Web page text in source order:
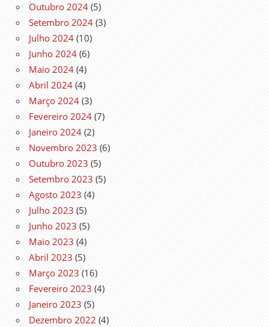
Outubro 2024 (5)
Setembro 2024 (3)
Julho 2024 (10)
Junho 2024 (6)
Maio 2024 (4)
Abril 2024 (4)
Março 2024 (3)
Fevereiro 2024 (7)
Janeiro 2024 (2)
Novembro 2023 (6)
Outubro 2023 (5)
Setembro 2023 (5)
Agosto 2023 (4)
Julho 2023 (5)
Junho 2023 (5)
Maio 2023 (4)
Abril 2023 (5)
Março 2023 (16)
Fevereiro 2023 (4)
Janeiro 2023 (5)
Dezembro 2022 (4)